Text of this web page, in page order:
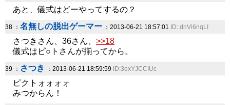
あと、儀式はどーやってするの？
38 ： 名無しの脱出ゲーマー ：2013-06-21 18:57:01 ID:.dnVi6nqLI
さつきさん、36さん、 >>18
儀式はピ○トさんが揃ってから。
39 ： さつき ：2013-06-21 18:59:59 ID:3exYJCCIUc
ピクトォォォォ
みつからん！